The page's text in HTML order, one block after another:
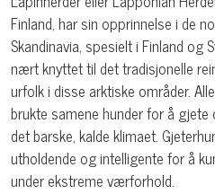
Finland, har sin opprinnelse i de
Skandinavia, spesielt i Finland og
nært knyttet til det tradisjonelle
urfolk i disse arktiske områder.
brukte samene hunder for å
det barske, kalde klimaet.
utholdende og intelligente for å
under ekstreme værforhold.